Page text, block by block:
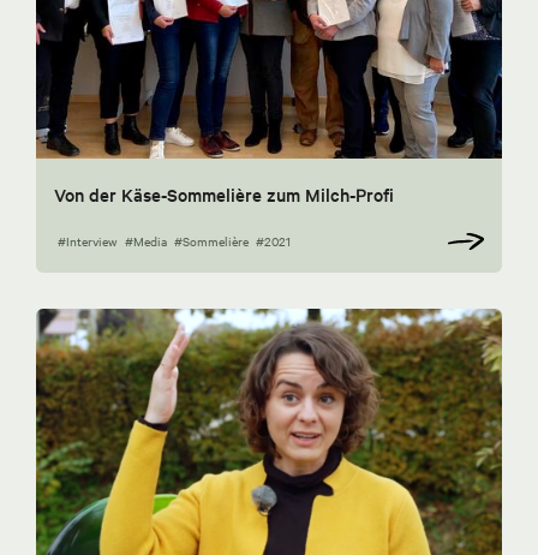
Von der Käse-Sommelière zum Milch-Profi
#Interview #Media #Sommelière #2021